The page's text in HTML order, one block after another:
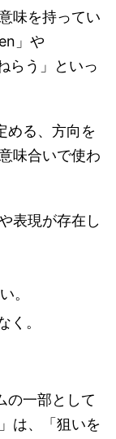
味を持ってい
」や
らう」といっ
める、方向を
味合いで使わ
表現が存在し
。
く。
の一部として
は、「狙いを